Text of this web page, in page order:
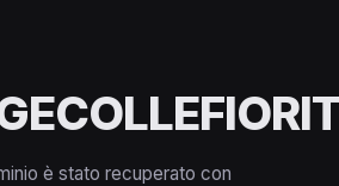
è stato recuperato con